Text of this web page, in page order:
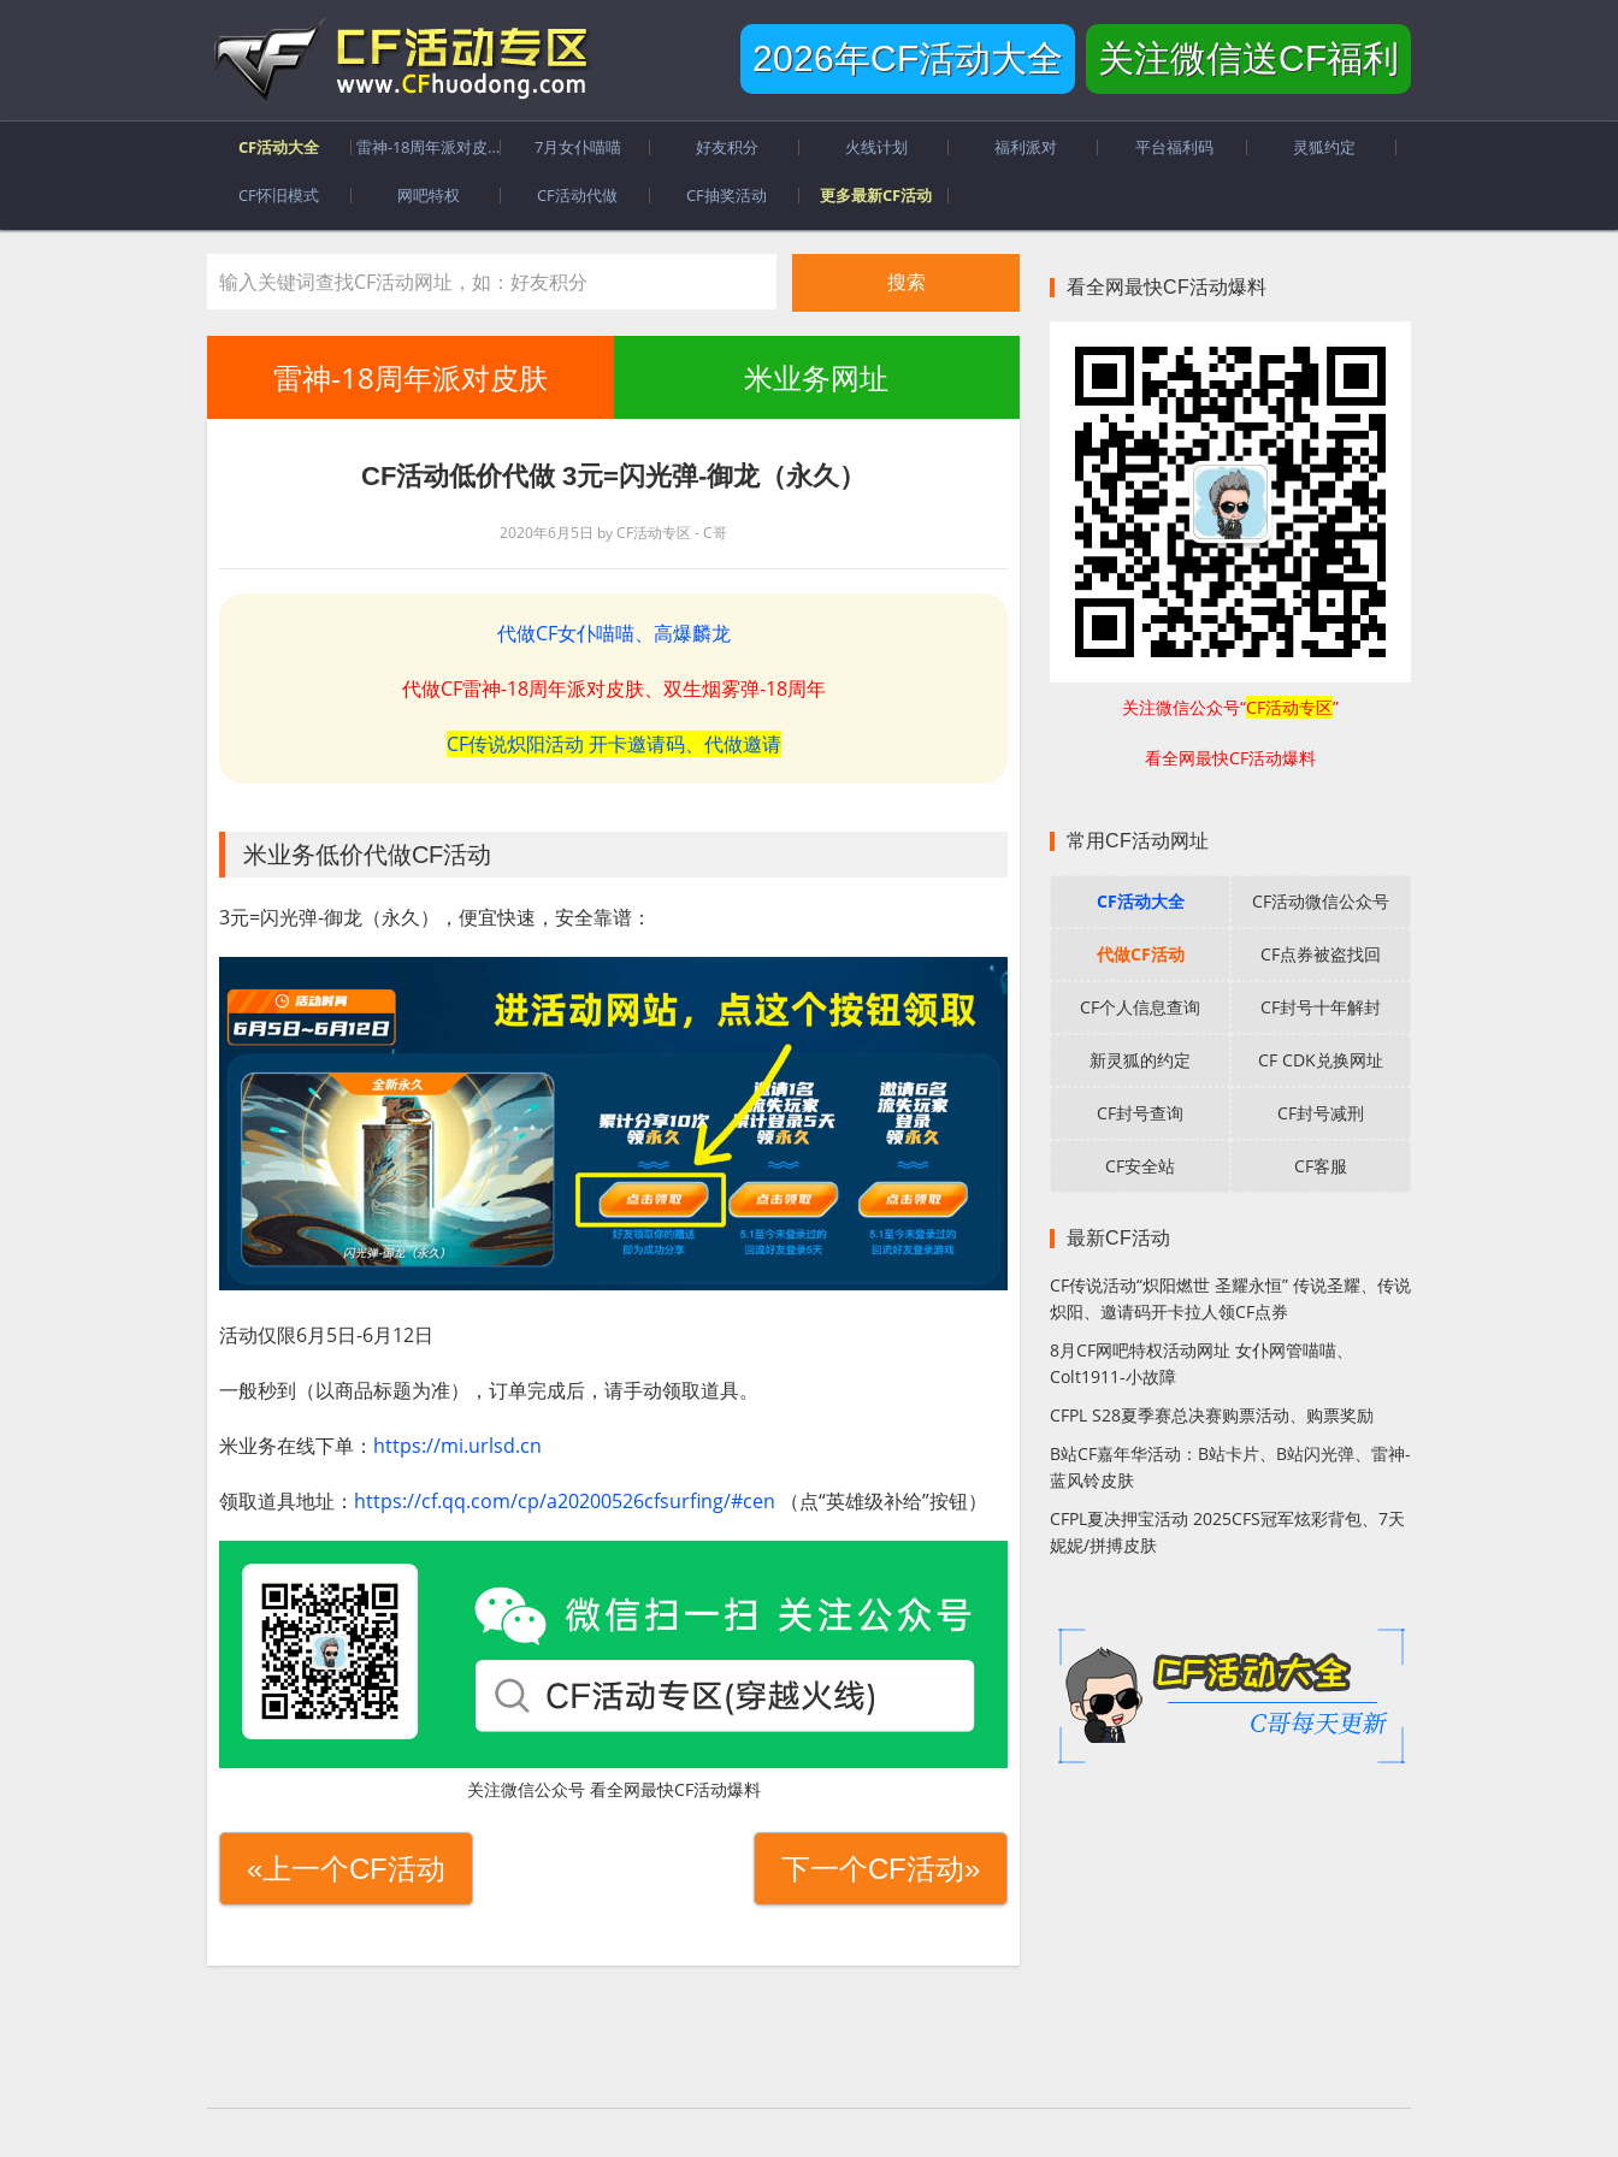
2026年CF活动大全 关注微信送CF福利
CF活动大全 雷神-18周年派对皮肤 7月女仆喵喵 好友积分 火线计划 福利派对 平台福利码 灵狐约定
CF怀旧模式 网吧特权 CF活动代做 CF抽奖活动 更多最新CF活动
雷神-18周年派对皮肤 米业务网址
CF活动低价代做 3元=闪光弹-御龙（永久）
2020年6月5日 byCF活动专区 - C哥
代做CF女仆喵喵、高爆麟龙
代做CF雷神-18周年派对皮肤、双生烟雾弹-18周年
CF传说炽阳活动 开卡邀请码、代做邀请
米业务低价代做CF活动
3元=闪光弹-御龙（永久），便宜快速，安全靠谱：
活动仅限6月5日-6月12日
一般秒到（以商品标题为准），订单完成后，请手动领取道具。
米业务在线下单： https://mi.urlsd.cn
领取道具地址： https://cf.qq.com/cp/a20200526cfsurfing/#cen （点“英雄级补给”按钮）
关注微信公众号 看全网最快CF活动爆料
«上一个CF活动 下一个CF活动»
看全网最快CF活动爆料
关注微信公众号“CF活动专区”
看全网最快CF活动爆料
常用CF活动网址
CF活动大全 CF活动微信公众号
代做CF活动 CF点券被盗找回
CF个人信息查询 CF封号十年解封
新灵狐的约定 CF CDK兑换网址
CF封号查询 CF封号减刑
CF安全站 CF客服
最新CF活动
CF传说活动“炽阳燃世 圣耀永恒” 传说圣耀、传说
炽阳、邀请码开卡拉人领CF点券
8月CF网吧特权活动网址 女仆网管喵喵、
Colt1911-小故障
CFPL S28夏季赛总决赛购票活动、购票奖励
B站CF嘉年华活动：B站卡片、B站闪光弹、雷神-
蓝风铃皮肤
CFPL夏决押宝活动 2025CFS冠军炫彩背包、7天
妮妮/拼搏皮肤